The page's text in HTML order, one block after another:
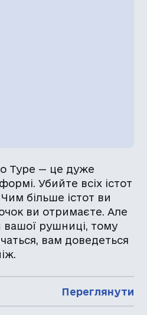
Type — це дуже
Убийте всіх істот
Чим більше істот ви
ви отримаєте. Але
вашої рушниці, тому
вам доведеться
Переглянути